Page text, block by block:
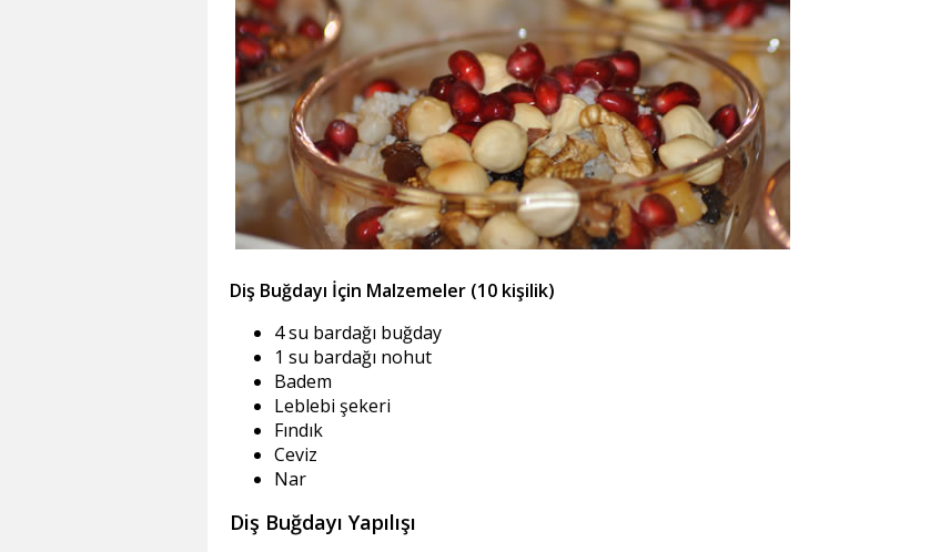
Diş Buğdayı İçin Malzemeler (10 kişilik)
4 su bardağı buğday
1 su bardağı nohut
Badem
Leblebi şekeri
Fındık
Ceviz
Nar
Diş Buğdayı Yapılışı